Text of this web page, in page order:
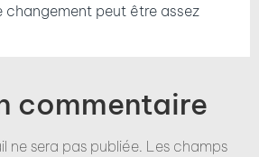
changement peut être assez
commentaire
ne sera pas publiée. Les champs